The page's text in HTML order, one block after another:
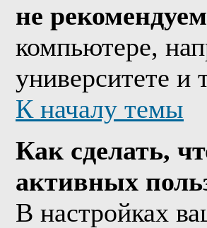
не рекомендуем
компьютере,
университете и
К началу темы
Как сделать,
активных
В настройках